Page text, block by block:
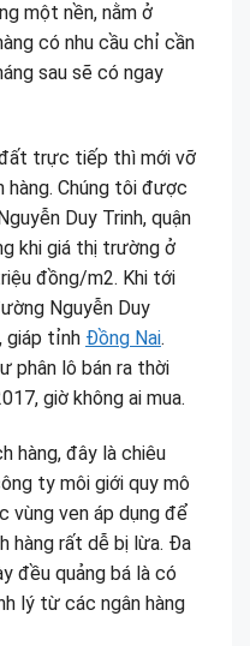
một nền, nằm ở
có nhu cầu chỉ cần
sau sẽ có ngay
đất trực tiếp thì mới vỡ
hàng. Chúng tôi được
Duy Trinh, quận
khi giá thị trường ở
đồng/m2. Khi tới
Nguyễn Duy
giáp tỉnh Đồng Nai.
phân lô bán ra thời
giờ không ai mua.
hàng, đây là chiêu
ty môi giới quy mô
vùng ven áp dụng để
hàng rất dễ bị lừa. Đa
đều quảng bá là có
lý từ các ngân hàng